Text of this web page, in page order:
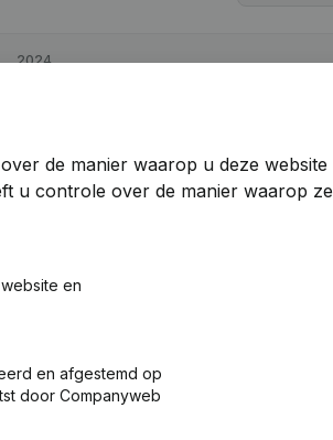
2024
57.461 53,33%
de manier waarop u deze website
u controle over de manier waarop ze
en
en afgestemd op
door Companyweb